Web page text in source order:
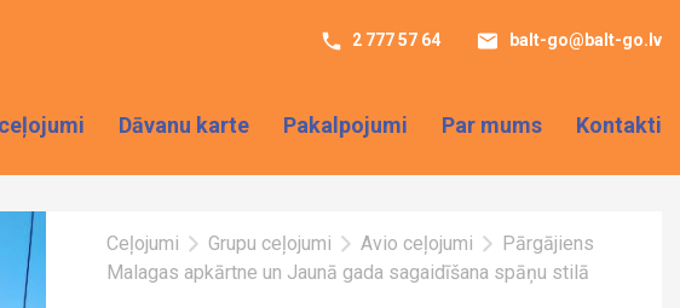
2 777 57 64 balt-go@balt-go.lv
Dāvanu karte Pakalpojumi Par mums Kontakti
Ceļojumi Grupu ceļojumi Avio ceļojumi
Pārgājiens
Malagas apkārtne un Jaunā gada sagaidīšana spāņu stilā